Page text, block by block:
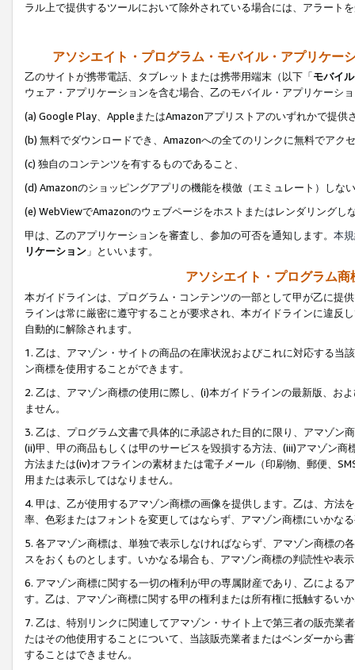
ラル上で提供するツールにおいて除外されている場合には、アラート
アソシエイト・プログラム・モバイル・アプリケー
乙のサイトが携帯電話、タブレットまたは携帯用端末（以下「モバイ
ウェア・アプリケーションを含む場合、乙のモバイル・アプリケーシ
(a) Google Play、AppleまたはAmazonアプリストアのいずれかで提供
(b) 無料でダウンロードでき、Amazonへの全てのリンクに無料でアク
(c) 独自のコンテンツを有するものであること、
(d) Amazonのショッピングアプリの機能を模倣（エミュレート）しな
(e) WebViewでAmazonのウェブページをホストまたはレンダリングし
甲は、乙のアプリケーションを審査し、参加の可否を通知します。 本
リケーション 」といいます。
アソシエイト・プログラム
本ガイドラインは、プログラム・コンテンツの一部として甲が乙に提
ラインは常に厳密に遵守することが要求され、本ガイドラインに違反
自動的に解除されます。
1. 乙は、アマゾン・サイトの商品の在庫状況およびこれに対応する
ン商標を使用することができます。
2. 乙は、アマゾン商標の使用に際し、(i)本ガイドラインの最新版、お
ません。
3. 乙は、プログラム文書で具体的に承認された目的に限り、アマゾン
(ii)甲、甲の商品もしくは甲のサービスを毀損する方法、(iii)アマゾン
方法または(iv)オフラインの素材または電子メール（印刷物、郵便、
用または表示してはなりません。
4. 甲は、乙が使用するアマゾン商標の画像を提供します。乙は、方
率、色彩またはフォントを変更してはならず、アマゾン商標にいかな
5. 各アマゾン商標は、単独で表示しなければならず、アマゾン商標
スをおくものとします。いかなる場合も、アマゾン商標の判読性や表
6. アマゾン商標に関する一切の権利が甲の専属財産であり、乙による
す。乙は、アマゾン商標に関する甲の権利または所有権に抵触するい
7. 乙は、特別リンクに関連してアマゾン・サイト上で第三者の販売
たはその他使用することについて、当該販売業者またはベンダーから
することはできません。